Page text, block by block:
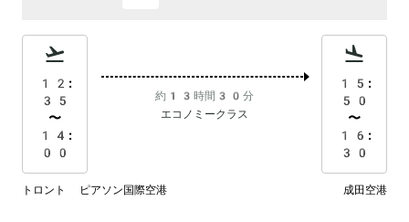
12:
35
〜
14:
00
約13時間30分
エコノミークラス
15:
50
〜
16:
30
トロント ピアソン国際空港 成田空港